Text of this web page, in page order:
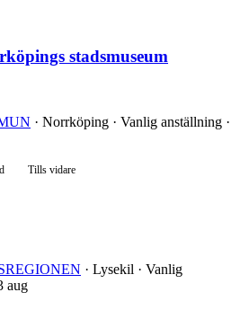
stadsmuseum
· Norrköping · Vanlig anställning ·
Tills vidare
· Lysekil · Vanlig
aug